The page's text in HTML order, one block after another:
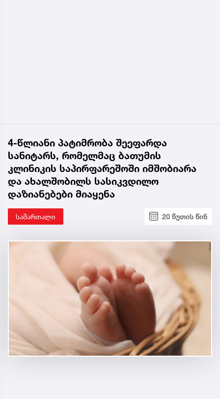
4-წლიანი პატიმრობა შეეფარდა
სანიტარს, რომელმაც ბათუმის
კლინიკის საპირფარეშოში იმშობიარა
და ახალშობილს სასიკვდილო
დაზიანებები მიაყენა
სამართალი 20 წუთის წინ